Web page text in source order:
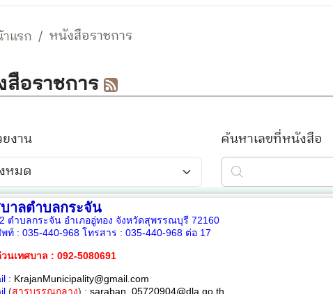
บาลตำบลกระจัน
ตำบลกระจัน อำเภออู่ทอง จังหวัดสุพรรณบุรี 72160
ท์ : 035-440-968 โทรสาร : 035-440-968 ต่อ 17
นเทศบาล : 092-5080691
: KrajanMunicipality@gmail.com
(สารบรรณกลาง) : saraban_05720904@dla.go.th